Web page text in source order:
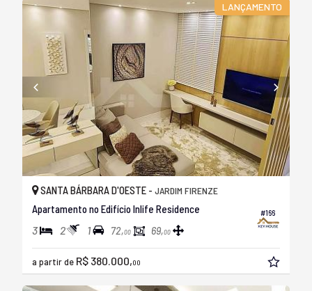
LANÇAMENTO
#166
SANTA BÁRBARA D'OESTE - JARDIM FIRENZE
Apartamento no Edifício Inlife Residence
3 2 1 72,00 69,00
a partir de R$ 380.000,00